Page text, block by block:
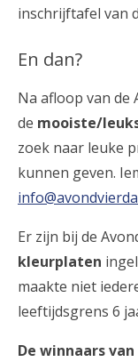
inschrijftafel van
En dan?
Na afloop van de
de mooiste/
zoek naar leuke
kunnen geven.
Er zijn bij de
kleurplaten
maakte niet
leeftijdsgrens 6
De winnaars